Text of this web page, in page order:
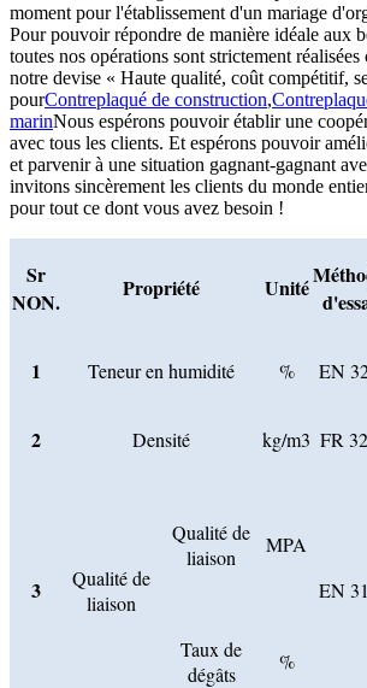
moment pour l'établissement d'un mariage
Pour pouvoir répondre de manière idéale aux
toutes nos opérations sont strictement
notre devise « Haute qualité, coût compétitif,
pourContreplaqué de construction,
marinNous espérons pouvoir établir une
avec tous les clients. Et espérons pouvoir
et parvenir à une situation gagnant-gagnant
invitons sincèrement les clients du monde
pour tout ce dont vous avez besoin !
Sr
NON.
Propriété Unité
1 Teneur en humidité % EN
2 Densité kg/m3 FR
3
Qualité de
liaison
Qualité de
liaison
MPA
EN
Taux de
dégâts
%